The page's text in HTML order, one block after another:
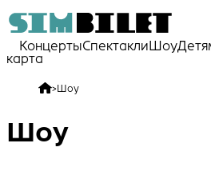
КонцертыСпектакли Шоу
карта
>Шоу
Шоу